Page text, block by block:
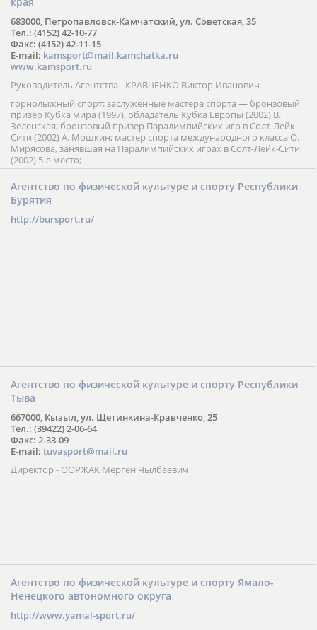
683000, Петропавловск-Камчатский, ул. Советская, 35
Тел.: (4152) 42-10-77
Факс: (4152) 42-11-15
E-mail: kamsport@mail.kamchatka.ru
www.kamsport.ru
Руководитель Агентства - КРАВЧЕНКО Виктор Иванович
горнолыжный спорт: заслуженные мастера спорта — бронзовый
призер Кубка мира (1997), обладатель Кубка Европы (2002) В.
Зеленская; бронзовый призер Паралимпийских игр в Солт-Лейк-
Сити (2002) А. Мошкин; мастер спорта международного класса О.
Мирясова, занявшая на Паралимпийских играх в Солт-Лейк-Сити
(2002) 5-е место;
Агентство по физической культуре и спорту Республики
Бурятия
http://bursport.ru/
Агентство по физической культуре и спорту Республики
Тыва
667000, Кызыл, ул. Щетинкина-Кравченко, 25
Тел.: (39422) 2-06-64
Факс: 2-33-09
E-mail: tuvasport@mail.ru
Директор - ООРЖАК Мерген Чылбаевич
Агентство по физической культуре и спорту Ямало-
Ненецкого автономного округа
http://www.yamal-sport.ru/